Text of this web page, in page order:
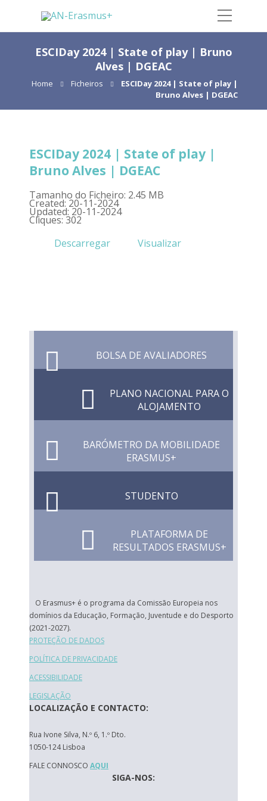
ESCIDay 2024 | State of play | Bruno
Alves | DGEAC
Home Ficheiros
ESCIDay 2024 | State of play |
Bruno Alves | DGEAC
ESCIDay 2024 | State of play |
Bruno Alves | DGEAC
Tamanho do Ficheiro: 2.45 MB
Created: 20-11-2024
Updated: 20-11-2024
Cliques: 302
Descarregar
Visualizar
BOLSA DE AVALIADORES
PLANO NACIONAL PARA O
ALOJAMENTO
BARÓMETRO DA MOBILIDADE
ERASMUS+
STUDENTO
PLATAFORMA DE
RESULTADOS ERASMUS+
O Erasmus+ é o programa da Comissão Europeia nos
domínios da Educação, Formação, Juventude e do Desporto
(2021-2027).
PROTEÇÃO DE DADOS
POLÍTICA DE PRIVACIDADE
ACESSIBILIDADE
LEGISLAÇÃO
LOCALIZAÇÃO E CONTACTO:
Rua Ivone Silva, N.º 6, 1.º Dto.
1050-124 Lisboa
FALE CONNOSCO AQUI
SIGA-NOS: